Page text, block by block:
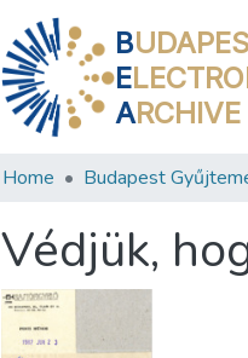
B
E
ARCHIVE
Home Budapest
Védjük,